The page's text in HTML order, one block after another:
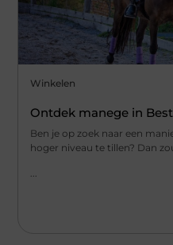
Winkelen
Ontdek manege in
Ben je op zoek naar een
hoger niveau te tillen? Dan
...